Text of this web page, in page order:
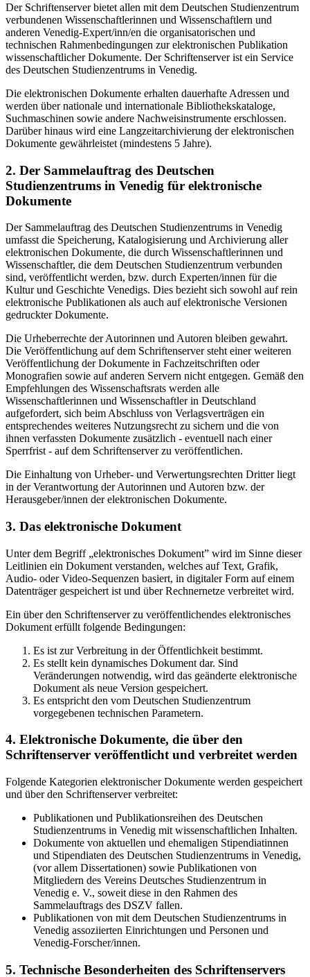
Der Schriftenserver bietet allen mit dem Deutschen Studienzentrum
verbundenen Wissenschaftlerinnen und Wissenschaftlern und
anderen Venedig-Expert/inn/en die organisatorischen und
technischen Rahmenbedingungen zur elektronischen Publikation
wissenschaftlicher Dokumente. Der Schriftenserver ist ein Service
des Deutschen Studienzentrums in Venedig.
Die elektronischen Dokumente erhalten dauerhafte Adressen und
werden über nationale und internationale Bibliothekskataloge,
Suchmaschinen sowie andere Nachweisinstrumente erschlossen.
Darüber hinaus wird eine Langzeitarchivierung der elektronischen
Dokumente gewährleistet (mindestens 5 Jahre).
2. Der Sammelauftrag des Deutschen
Studienzentrums in Venedig für elektronische
Dokumente
Der Sammelauftrag des Deutschen Studienzentrums in Venedig
umfasst die Speicherung, Katalogisierung und Archivierung aller
elektronischen Dokumente, die durch Wissenschaftlerinnen und
Wissenschaftler, die dem Deutschen Studienzentrum verbunden
sind, veröffentlicht werden, bzw. durch Experten/innen für die
Kultur und Geschichte Venedigs. Dies bezieht sich sowohl auf rein
elektronische Publikationen als auch auf elektronische Versionen
gedruckter Dokumente.
Die Urheberrechte der Autorinnen und Autoren bleiben gewahrt.
Die Veröffentlichung auf dem Schriftenserver steht einer weiteren
Veröffentlichung der Dokumente in Fachzeitschriften oder
Monografien sowie auf anderen Servern nicht entgegen. Gemäß den
Empfehlungen des Wissenschaftsrats werden alle
Wissenschaftlerinnen und Wissenschaftler in Deutschland
aufgefordert, sich beim Abschluss von Verlagsverträgen ein
entsprechendes weiteres Nutzungsrecht zu sichern und die von
ihnen verfassten Dokumente zusätzlich - eventuell nach einer
Sperrfrist - auf dem Schriftenserver zu veröffentlichen.
Die Einhaltung von Urheber- und Verwertungsrechten Dritter liegt
in der Verantwortung der Autorinnen und Autoren bzw. der
Herausgeber/innen der elektronischen Dokumente.
3. Das elektronische Dokument
Unter dem Begriff „elektronisches Dokument” wird im Sinne dieser
Leitlinien ein Dokument verstanden, welches auf Text, Grafik,
Audio- oder Video-Sequenzen basiert, in digitaler Form auf einem
Datenträger gespeichert ist und über Rechnernetze verbreitet wird.
Ein über den Schriftenserver zu veröffentlichendes elektronisches
Dokument erfüllt folgende Bedingungen:
Es ist zur Verbreitung in der Öffentlichkeit bestimmt.
Es stellt kein dynamisches Dokument dar. Sind
Veränderungen notwendig, wird das geänderte elektronische
Dokument als neue Version gespeichert.
Es entspricht den vom Deutschen Studienzentrum
vorgegebenen technischen Parametern.
4. Elektronische Dokumente, die über den
Schriftenserver veröffentlicht und verbreitet werden
Folgende Kategorien elektronischer Dokumente werden gespeichert
und über den Schriftenserver verbreitet:
Publikationen und Publikationsreihen des Deutschen
Studienzentrums in Venedig mit wissenschaftlichen Inhalten.
Dokumente von aktuellen und ehemaligen Stipendiatinnen
und Stipendiaten des Deutschen Studienzentrums in Venedig,
(vor allem Dissertationen) sowie Publikationen von
Mitgliedern des Vereins Deutsches Studienzentrum in
Venedig e. V., soweit diese in den Rahmen des
Sammelauftrags des DSZV fallen.
Publikationen von mit dem Deutschen Studienzentrums in
Venedig assoziierten Einrichtungen und Personen und
Venedig-Forscher/innen.
5. Technische Besonderheiten des Schriftenservers